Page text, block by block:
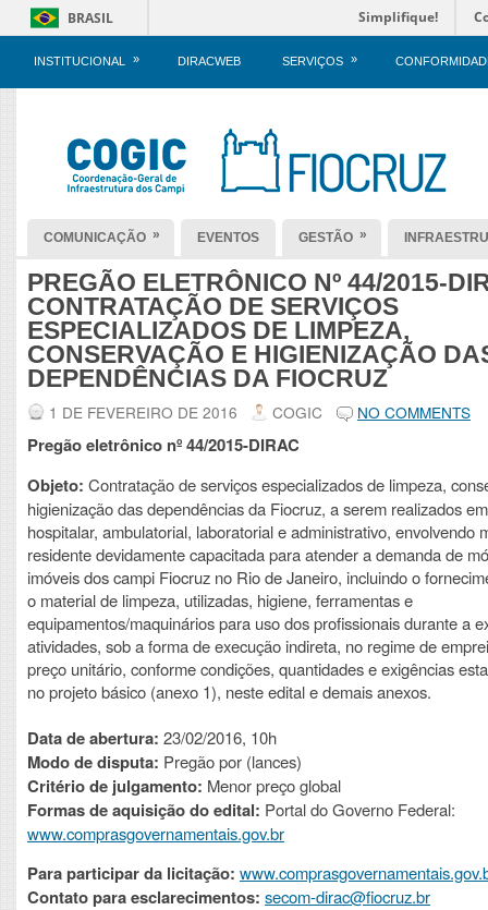
BRASIL Simplifique!
INSTITUCIONAL » DIRACWEB SERVIÇOS »
COMUNICAÇÃO » EVENTOS GESTÃO »
PREGÃO ELETRÔNICO Nº 44/2015-
CONTRATAÇÃO DE SERVIÇOS
ESPECIALIZADOS DE LIMPEZA,
CONSERVAÇÃO E HIGIENIZAÇÃO
DEPENDÊNCIAS DA FIOCRUZ
1 DE FEVEREIRO DE 2016 COGIC NO COMMENTS
Pregão eletrônico nº 44/2015-DIRAC
Objeto: Contratação de serviços especializados de limpeza,
higienização das dependências da Fiocruz, a serem realizados
hospitalar, ambulatorial, laboratorial e administrativo, envolvendo
residente devidamente capacitada para atender a demanda de
imóveis dos campi Fiocruz no Rio de Janeiro, incluindo o
o material de limpeza, utilizadas, higiene, ferramentas e
equipamentos/maquinários para uso dos profissionais durante a
atividades, sob a forma de execução indireta, no regime de
preço unitário, conforme condições, quantidades e exigências
no projeto básico (anexo 1), neste edital e demais anexos.
Data de abertura: 23/02/2016, 10h
Modo de disputa: Pregão por (lances)
Critério de julgamento: Menor preço global
Formas de aquisição do edital: Portal do Governo Federal:
www.comprasgovernamentais.gov.br
Para participar da licitação:
Contato para esclarecimentos: secom-dirac@fiocruz.br